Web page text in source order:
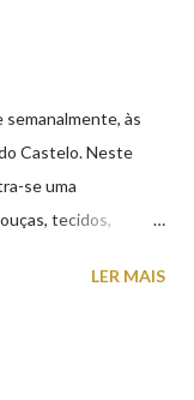
às
Castelo. Neste
se uma
tecidos,
| Verão
LER MAIS